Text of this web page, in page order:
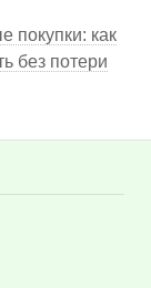
покупки: как
без потери